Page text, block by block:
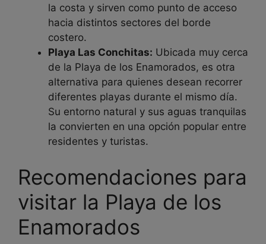
la costa y sirven como punto de acceso
hacia distintos sectores del borde
costero.
Playa Las Conchitas: Ubicada muy cerca
de la Playa de los Enamorados, es otra
alternativa para quienes desean recorrer
diferentes playas durante el mismo día.
Su entorno natural y sus aguas tranquilas
la convierten en una opción popular entre
residentes y turistas.
Recomendaciones para
visitar la Playa de los
Enamorados